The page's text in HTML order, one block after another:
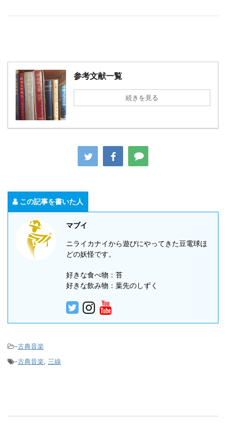
参考文献一覧
続きを見る
この記事を書いた人
マブイ
ニライカナイから遊びにやってきた豆電球ほ
どの妖怪です。
好きな食べ物：苔
好きな飲み物：葉先のしずく
-古典音楽
-古典音楽, 三線